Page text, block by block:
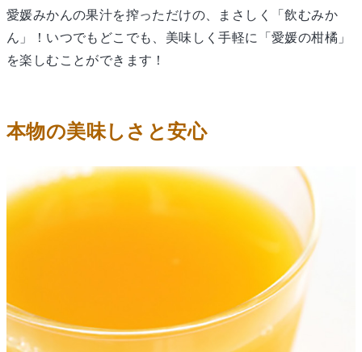
愛媛みかんの果汁を搾っただけの、まさしく「飲むみか
ん」！いつでもどこでも、美味しく手軽に「愛媛の柑橘」
を楽しむことができます！
本物の美味しさと安心